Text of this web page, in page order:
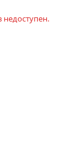
недоступен.